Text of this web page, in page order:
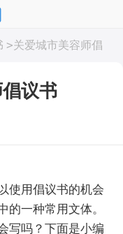
>关爱城市美容师倡
议书
用倡议书的机会
的一种常用文体。
写吗？下面是小编